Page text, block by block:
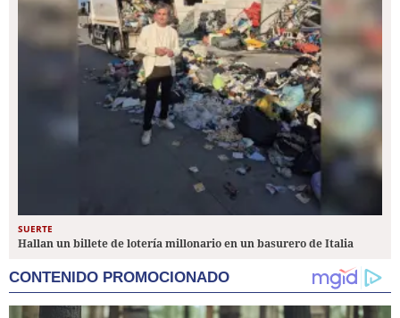
SUERTE
Hallan un billete de lotería millonario en un basurero de Italia
CONTENIDO PROMOCIONADO